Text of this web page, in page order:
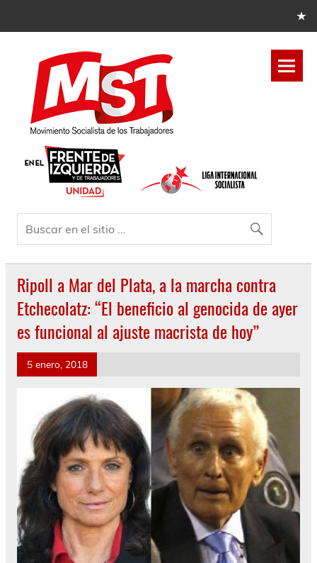
Ripoll a Mar del Plata, a la marcha contra
Etchecolatz: “El beneficio al genocida de ayer
es funcional al ajuste macrista de hoy”
5 enero, 2018